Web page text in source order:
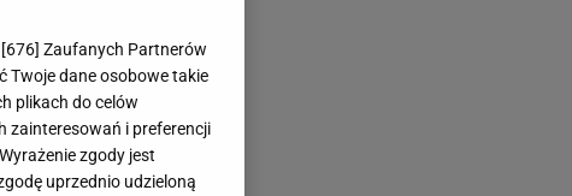
676] Zaufanych Partnerów
Twoje dane osobowe takie
plikach do celów
zainteresowań i preferencji
zgody jest
uprzednio udzieloną